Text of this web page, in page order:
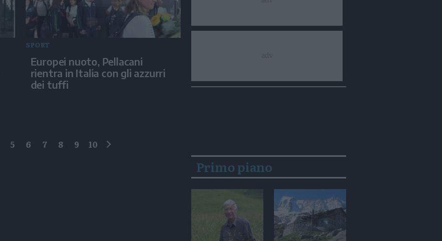
SPORT
Europei nuoto, Pellacani
rientra in Italia con gli azzurri
dei tuffi
5 6 7 8 9 10
Primo piano